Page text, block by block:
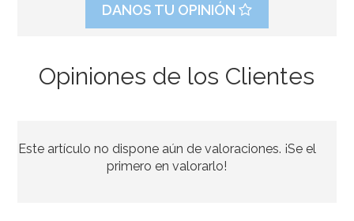
7,20€
DANOS TU OPINIÓN
Opiniones de los Clientes
Este artículo no dispone aún de valoraciones. ¡Se el
primero en valorarlo!